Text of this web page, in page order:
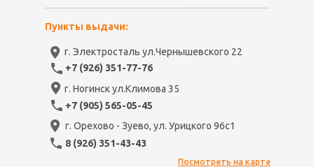
г. Ногинск ул.Климова 35
+7 (905) 565-05-45
г. Орехово - Зуево, ул. Урицкого 96с1
8 (926) 351-43-43
г. Электросталь ул.Чернышевского 22
Пункты выдачи:
+7 (926) 351-77-76
Посмотреть на карте